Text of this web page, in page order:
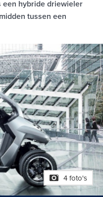
een hybride driewieler
tussen een
4 foto's